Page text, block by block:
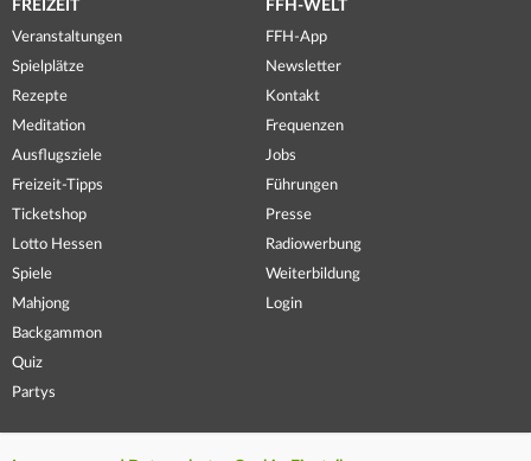
FREIZEIT
Veranstaltungen
Spielplätze
Rezepte
Meditation
Ausflugsziele
Freizeit-Tipps
Ticketshop
Lotto Hessen
Spiele
Mahjong
Backgammon
Quiz
Partys
FFH-WELT
FFH-App
Newsletter
Kontakt
Frequenzen
Jobs
Führungen
Presse
Radiowerbung
Weiterbildung
Login